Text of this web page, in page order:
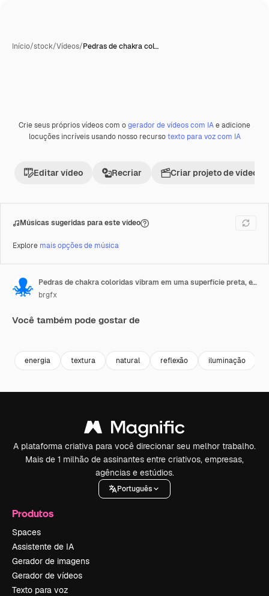
Início/stock/Vídeos/Pedras de chakra col…
Premium
Crie seus próprios vídeos com ogerador de vídeos com IAe adicione
locuções incríveis usando nosso recursotexto para voz com IA
Editar vídeo Recriar Criar projeto de vídeo
Músicas sugeridas para este vídeo
Explore mais opções de música
Pedras de chakra coloridas vibram em uma superfície preta, exibindo suas tonalidades vívidas e texturas sob iluminação brilhante.
brgfx
Você também pode gostar de
energia textura natural reflexão iluminação
A plataforma criativa para você direcionar seu melhor trabalho.
Mais de 1 milhão de assinantes entre criativos, empresas,
agências e estúdios.
Português
Produtos
Spaces
Assistente de IA
Gerador de imagens
Gerador de vídeos
Texto para voz